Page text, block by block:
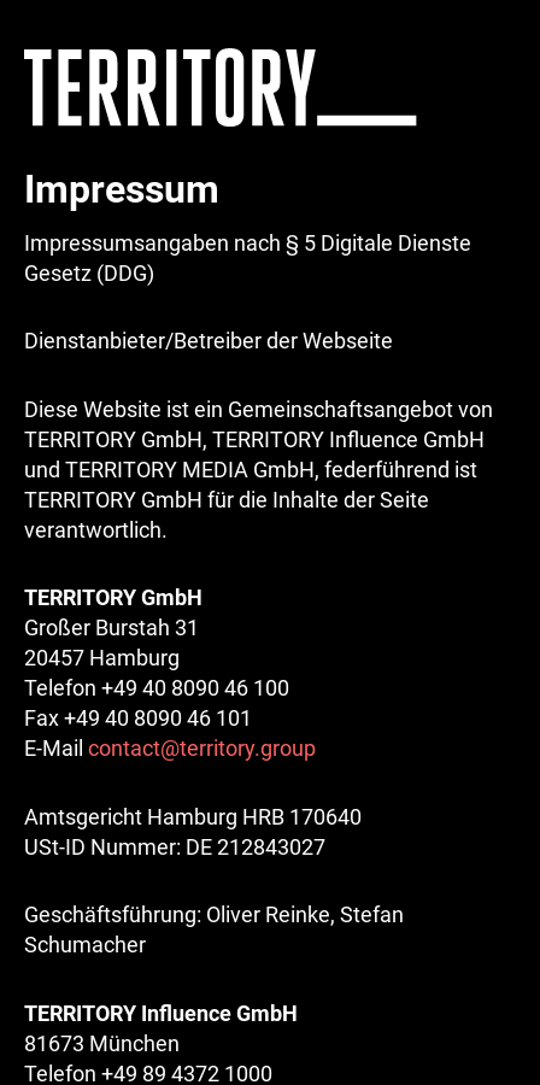
Impressum
Impressumsangaben nach § 5 Digitale Dienste
Gesetz (DDG)
Dienstanbieter/Betreiber der Webseite
Diese Website ist ein Gemeinschaftsangebot von
TERRITORY GmbH, TERRITORY Influence GmbH
und TERRITORY MEDIA GmbH, federführend ist
TERRITORY GmbH für die Inhalte der Seite
verantwortlich.
TERRITORY GmbH
Großer Burstah 31
20457 Hamburg
Telefon +49 40 8090 46 100
Fax +49 40 8090 46 101
E-Mail contact@territory.group
Amtsgericht Hamburg HRB 170640
USt-ID Nummer: DE 212843027
Geschäftsführung: Oliver Reinke, Stefan
Schumacher
TERRITORY Influence GmbH
81673 München
Telefon +49 89 4372 1000